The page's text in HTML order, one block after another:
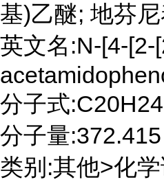
基)乙醚; 地芬
英文名:N-[4-[2-
分子式
分子量:372.415
类别:其他>化